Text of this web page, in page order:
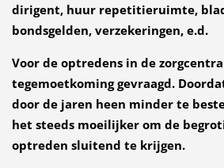
dirigent, huur repetitieruimte,
bondsgelden, verzekeringen, e.d.
Voor de optredens in de
tegemoetkoming gevraagd.
door de jaren heen minder te
het steeds moeilijker om de
optreden sluitend te krijgen.